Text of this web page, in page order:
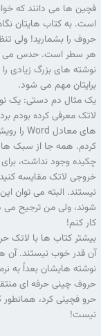
است. به کتاب هایتان
هر سطر است. حدس می
نوشته های بزرگ زیادی را
برایتان مهم می شود.
یک مثال دم دستی: یک
های معادل Word را رویش اعمال
نیستند. البته می توان
شوند، ولی من ترجیح می
کار کنم!
بیشتر کتاب ها با لاتک
آن قدر خوب نیستند. آن
نوشته هایشان بعداً به نرم
حرو فچینی کرد، همانطور
نیست!